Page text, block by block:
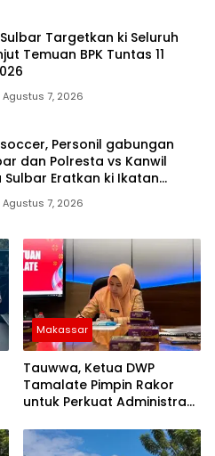
Targetkan ki Seluruh
Temuan BPK Tuntas 11
Agustus 7, 2026
Personil gabungan
dan Polresta vs Kanwil
Sulbar Eratkan ki Ikatan
Agustus 7, 2026
Makassar
Tauwwa, Ketua DWP
Tamalate Pimpin Rakor
untuk Perkuat Administrasi